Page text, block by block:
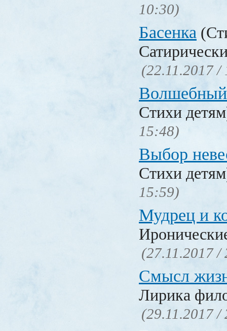
10:30)
Басенка
(22.11.2017 /
Стихи
15:48)
Выбор
Стихи
15:59)
Мудрец и
(27.11.2017 /
Смысл
Лирика
(29.11.2017 /